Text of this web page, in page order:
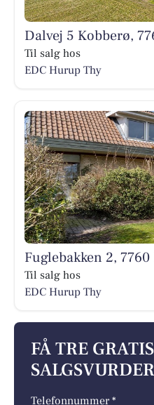
Dalvej 5 Kobberø,
Til salg hos
EDC Hurup Thy
Fuglebakken 2,
Til salg hos
EDC Hurup Thy
FÅ TRE GRATIS
Telefonnummer *